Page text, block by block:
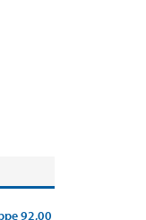
92,00